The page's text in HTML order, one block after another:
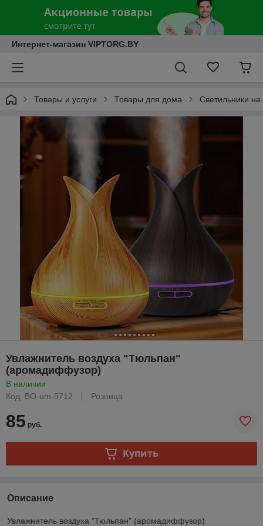
Интернет-магазин VIPTORG.BY
Товары и услуги Товары для дома Светильники
Увлажнитель воздуха "Тюльпан"
(аромадиффузор)
В наличии
Код: ВО-um-5712
Розница
85 руб.
Купить
Описание
Увлажнитель воздуха "Тюльпан" (аромадиффузор)